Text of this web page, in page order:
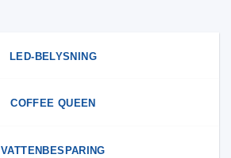
LED-BELYSNING
COFFEE QUEEN
VATTENBESPARING